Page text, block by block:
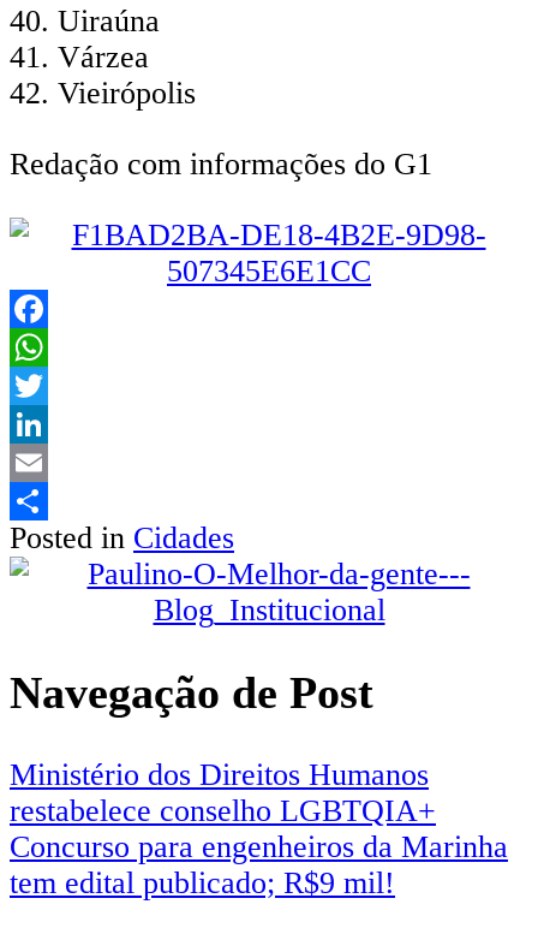
Uiraúna
Várzea
Vieirópolis
Redação com informações do G1
Facebook
WhatsApp
Twitter
LinkedIn
Email
Share
Posted in Cidades
Navegação de Post
Ministério dos Direitos Humanos
restabelece conselho LGBTQIA+
Concurso para engenheiros da Marinha
tem edital publicado; R$9 mil!